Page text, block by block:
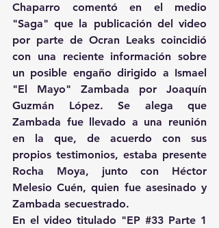
Chaparro comentó en el medio
"Saga" que la publicación del video
por parte de Ocran Leaks coincidió
con una reciente información sobre
un posible engaño dirigido a Ismael
"El Mayo" Zambada por Joaquín
Guzmán López. Se alega que
Zambada fue llevado a una reunión
en la que, de acuerdo con sus
propios testimonios, estaba presente
Rocha Moya, junto con Héctor
Melesio Cuén, quien fue asesinado y
Zambada secuestrado.
En el video titulado "EP #33 Parte 1